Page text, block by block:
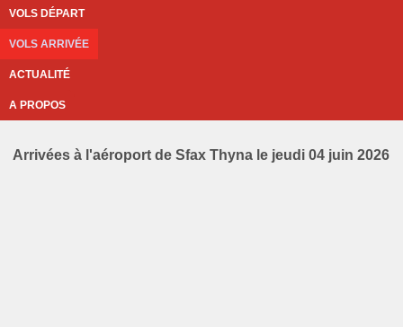
VOLS DÉPART
VOLS ARRIVÉE
ACTUALITÉ
A PROPOS
Arrivées à l'aéroport de Sfax Thyna le jeudi 04 juin 2026